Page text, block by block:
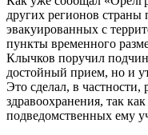
других регионов страны
эвакуированных с
пункты временного
Клычков поручил
достойный прием, но и
Это сделал, в
здравоохранения, так
подведомственных ему